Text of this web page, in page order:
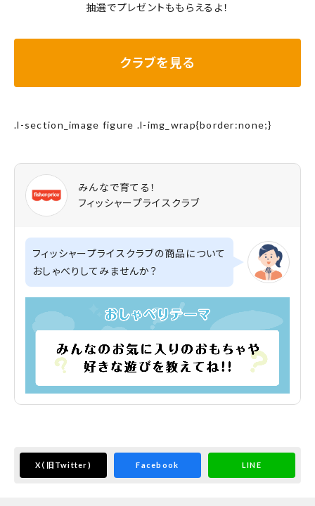
抽選でプレゼントももらえるよ！
クラブを見る
.l-section_image figure .l-img_wrap{border:none;}
みんなで育てる！
フィッシャープライスクラブ
フィッシャープライスクラブの商品について
おしゃべりしてみませんか？
X （旧Twitter) Facebook LINE